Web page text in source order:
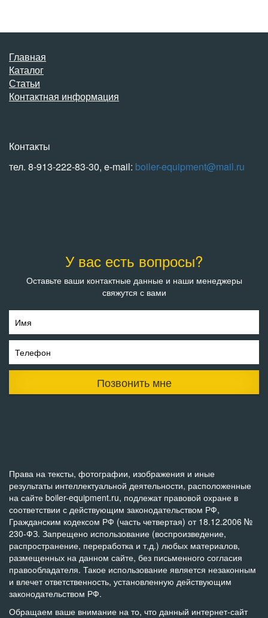
Главная
Каталог
Статьи
Контактная информация
Контакты
тел. 8-913-222-83-30, e-mail: boiler-equipment@mail.ru
У вас есть вопросы?
Оставьте ваши контактные данные и наши менеджеры
свяжутся с вами
Имя
Телефон
Позвонить мне
Права на тексты, фотографии, изображения и иные
результаты интеллектуальной деятельности, расположенные
на сайте boiler-equipment.ru, подлежат правовой охране в
соответствии с действующим законодательством РФ,
Гражданским кодексом РФ (часть четвертая) от 18.12.2006 №
230-ФЗ. Запрещено использование (воспроизведение,
распространение, переработка и т.д.) любых материалов,
размещенных на данном сайте, без письменного согласия
правообладателя. Такое использование является незаконным
и влечет ответственность, установленную действующим
законодательством РФ.
Обращаем ваше внимание на то, что данный интернет-сайт